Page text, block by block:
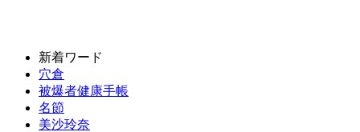
新着ワード
穴倉
被爆者健康手帳
名節
美沙玲奈